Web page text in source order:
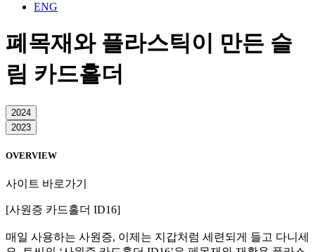
ENG
폐목재와 플라스틱이 만든 슬
림 카드홀더
2024
2023
OVERVIEW
사이트 바로가기
[사원증 카드홀더 ID16]
매일 사용하는 사원증, 이제는 지갑처럼 세련되게 들고 다니세